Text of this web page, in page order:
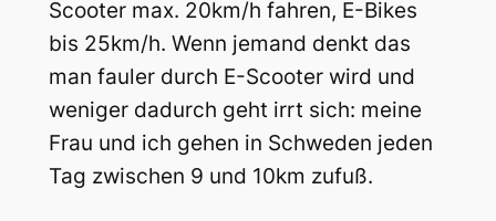
Scooter max. 20km/h fahren, E-Bikes
bis 25km/h. Wenn jemand denkt das
man fauler durch E-Scooter wird und
weniger dadurch geht irrt sich: meine
Frau und ich gehen in Schweden jeden
Tag zwischen 9 und 10km zufuß.